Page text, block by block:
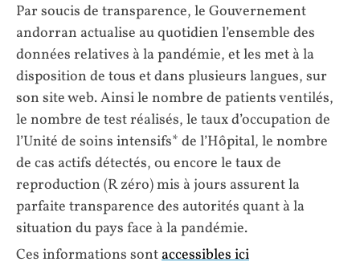
Par soucis de transparence, le Gouvernement
andorran actualise au quotidien l’ensemble des
données relatives à la pandémie, et les met à la
disposition de tous et dans plusieurs langues, sur
son site web. Ainsi le nombre de patients ventilés,
le nombre de test réalisés, le taux d’occupation de
l’Unité de soins intensifs* de l’Hôpital, le nombre
de cas actifs détectés, ou encore le taux de
reproduction (R zéro) mis à jours assurent la
parfaite transparence des autorités quant à la
situation du pays face à la pandémie.
Ces informations sontaccessibles ici